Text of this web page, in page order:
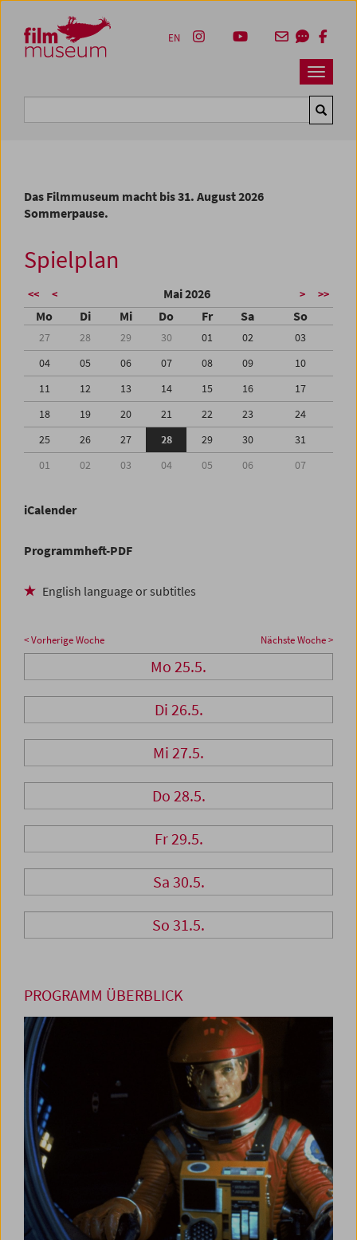
Zum Inhalt
Zum Hauptmenü
Zur Servicenavigation
Zum Suche
Navbar
EN
Das Filmmuseum macht bis 31. August 2026
Sommerpause.
Spielplan
<< < Mai 2026 > >>
Mo Di Mi Do Fr Sa So
27 28 29 30 01 02
03
04
05 06 07 08 09
10
11
12 13 14 15 16
17
18
19 20 21 22 23
24
25
26 27 28 29 30
31
01
02 03 04 05 06 07
iCalender
Programmheft-PDF
English language or subtitles
< Vorherige Woche Nächste Woche >
Mo 25.5.
Di 26.5.
Mi 27.5.
Do 28.5.
Fr 29.5.
Sa 30.5.
So 31.5.
PROGRAMM ÜBERBLICK